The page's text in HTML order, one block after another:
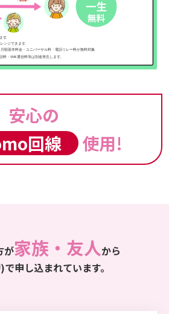
安心の
回線
使用!
が家族・友人から
申し込まれています。